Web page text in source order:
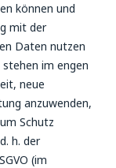
können und
mit der
Daten nutzen
im engen
neue
anzuwenden,
Schutz
h. der
(im